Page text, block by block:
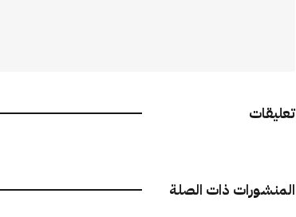
تعليقات
المنشورات ذات الصلة